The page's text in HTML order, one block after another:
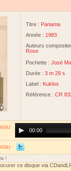
Titre : Panama
Année : 1983
Auteurs
Rose
Pochette : José
Durée : 3 m 29 s
Label : Kuklos
Référence : CR
Player00:00
!
ce disque via